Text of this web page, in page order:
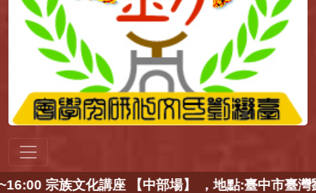
宗族文化講座 【中部場】 ，地點:臺中市臺灣